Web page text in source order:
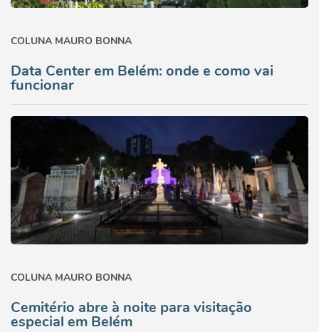
COLUNA MAURO BONNA
Data Center em Belém: onde e como vai
funcionar
COLUNA MAURO BONNA
Cemitério abre à noite para visitação
especial em Belém